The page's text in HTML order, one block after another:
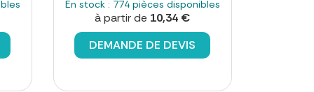
En stock : 774 pièces disponibles
à partir de 10,34 €
DEMANDE DE DEVIS